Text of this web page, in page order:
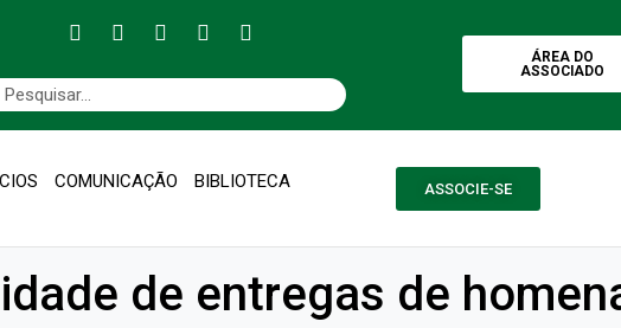
ÁREA DO
ASSOCIADO
COMUNICAÇÃO BIBLIOTECA ASSOCIE-SE
de entregas de